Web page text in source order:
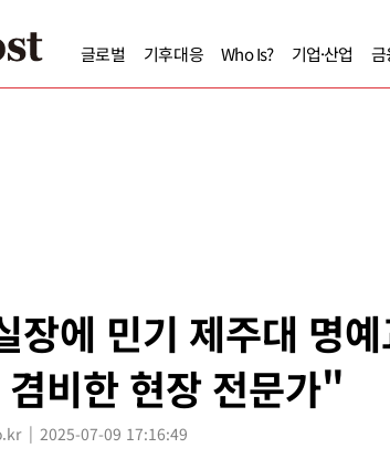
글로벌 기후대응 Who Is? 기업·산업 금
장에 민기 제주대 명
비한 현장 전문가"
2025-07-09 17:16:49